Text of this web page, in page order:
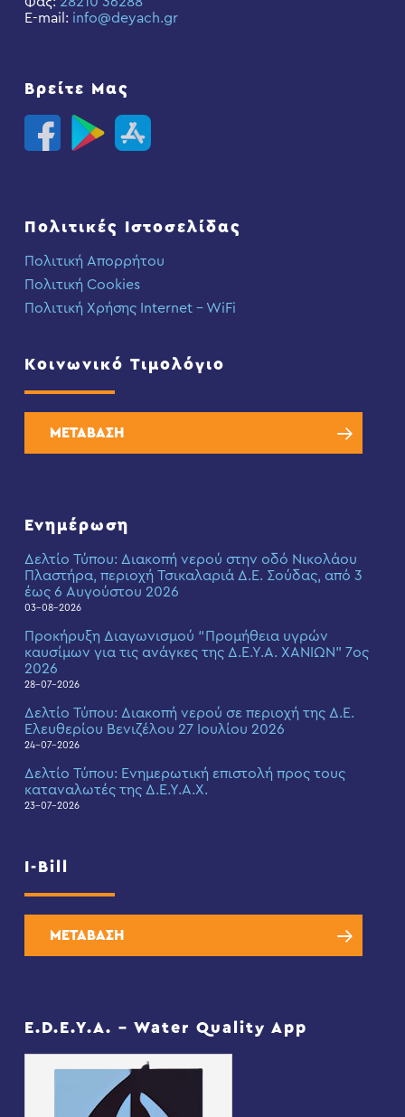
E-mail: info@deyach.gr
Βρείτε Μας
Πολιτικές Ιστοσελίδας
Πολιτική Απορρήτου
Πολιτική Cookies
Πολιτική Χρήσης Internet – WiFi
Κοινωνικό Τιμολόγιο
ΜΕΤΑΒΑΣΗ
Ενημέρωση
Δελτίο Τύπου: Διακοπή νερού στην οδό Νικολάου
Πλαστήρα, περιοχή Τσικαλαριά Δ.Ε. Σούδας, από 3
έως 6 Αυγούστου 2026
03-08-2026
Προκήρυξη Διαγωνισμού “Προμήθεια υγρών
καυσίμων για τις ανάγκες της Δ.Ε.Υ.Α. ΧΑΝΙΩΝ” 7ος
2026
28-07-2026
Δελτίο Τύπου: Διακοπή νερού σε περιοχή της Δ.Ε.
Ελευθερίου Βενιζέλου 27 Ιουλίου 2026
24-07-2026
Δελτίο Τύπου: Eνημερωτική επιστολή προς τους
καταναλωτές της Δ.Ε.Υ.Α.Χ.
23-07-2026
I-Bill
ΜΕΤΑΒΑΣΗ
E.D.E.Y.A. – Water Quality App